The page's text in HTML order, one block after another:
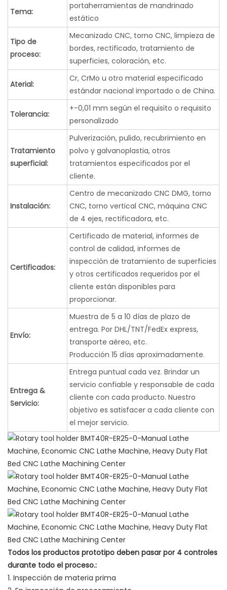
Tema:
portaherramientas de mandrinado
estático
Tipo de
proceso:
Mecanizado CNC, torno CNC, limpieza de
bordes, rectificado, tratamiento de
superficies, coloración, etc.
Aterial:
Cr, CrMo u otro material especificado
estándar nacional importado o de China.
Tolerancia:
+-0,01 mm según el requisito o requisito
personalizado
Tratamiento
superficial:
Pulverización, pulido, recubrimiento en
polvo y galvanoplastia, otros
tratamientos especificados por el
cliente.
Instalación:
Centro de mecanizado CNC DMG, torno
CNC, torno vertical CNC, máquina CNC
de 4 ejes, rectificadora, etc.
Certificados:
Certificado de material, informes de
control de calidad, informes de
inspección de tratamiento de superficies
y otros certificados requeridos por el
cliente están disponibles para
proporcionar.
Envío:
Muestra de 5 a 10 días de plazo de
entrega. Por DHL/TNT/FedEx express,
transporte aéreo, etc.
Producción 15 días aproximadamente.
Entrega &
Servicio:
Entrega puntual cada vez. Brindar un
servicio confiable y responsable de cada
cliente con cada producto. Nuestro
objetivo es satisfacer a cada cliente con
el mejor servicio.
Todos los productos prototipo deben pasar por 4 controles
durante todo el proceso.:
1. Inspección de materia prima